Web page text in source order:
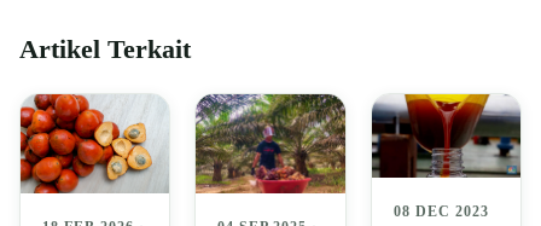
Artikel Terkait
08 DEC 2023